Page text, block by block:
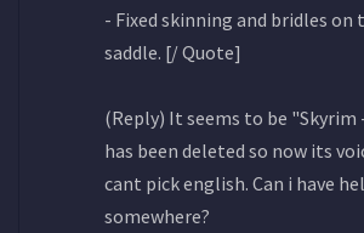
- Fixed skinning and bridles on
saddle. [/ Quote]
(Reply) It seems to be "Skyrim
has been deleted so now its
cant pick english. Can i have
somewhere?